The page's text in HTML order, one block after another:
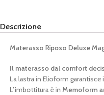
Descrizione
Materasso Riposo Deluxe
Il materasso dal comfort
La lastra in Elioform garantisce
L’imbottitura è in Memoform